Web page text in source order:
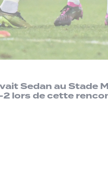
Sedan au Stade
lors de cette